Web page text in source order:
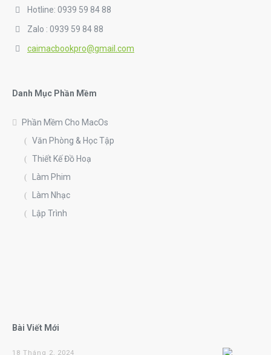
Hotline: 0939 59 84 88
Zalo : 0939 59 84 88
caimacbookpro@gmail.com
Danh Mục Phần Mềm
Phần Mềm Cho MacOs
Văn Phòng & Học Tập
Thiết Kế Đồ Hoạ
Làm Phim
Làm Nhạc
Lập Trình
Bài Viết Mới
18 Tháng 2, 2024